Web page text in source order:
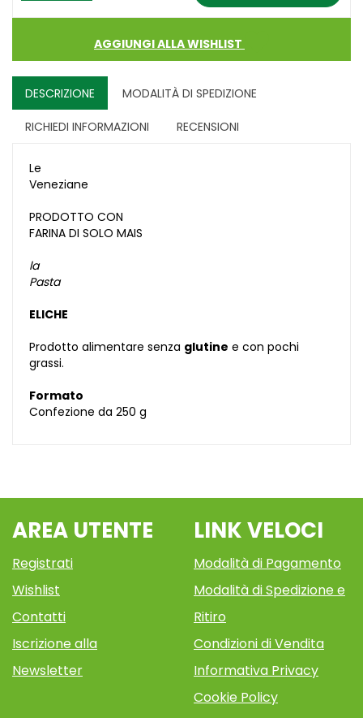
AGGIUNGI ALLA WISHLIST
DESCRIZIONE MODALITÀ DI SPEDIZIONE
RICHIEDI INFORMAZIONI RECENSIONI
Le
Veneziane
PRODOTTO CON
FARINA DI SOLO MAIS
la
Pasta
ELICHE
Prodotto alimentare senza glutine e con pochi
grassi.
Formato
Confezione da 250 g
AREA UTENTE
Registrati
Wishlist
Contatti
Iscrizione alla
Newsletter
LINK VELOCI
Modalità di Pagamento
Modalità di Spedizione e
Ritiro
Condizioni di Vendita
Informativa Privacy
Cookie Policy